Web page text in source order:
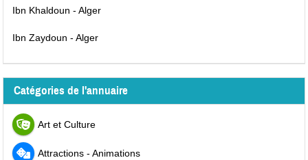
Ibn Khaldoun - Alger
Ibn Zaydoun - Alger
Catégories de l'annuaire
Art et Culture
Attractions - Animations